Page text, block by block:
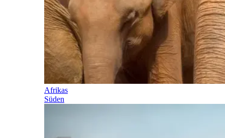
Afrikas
Süden